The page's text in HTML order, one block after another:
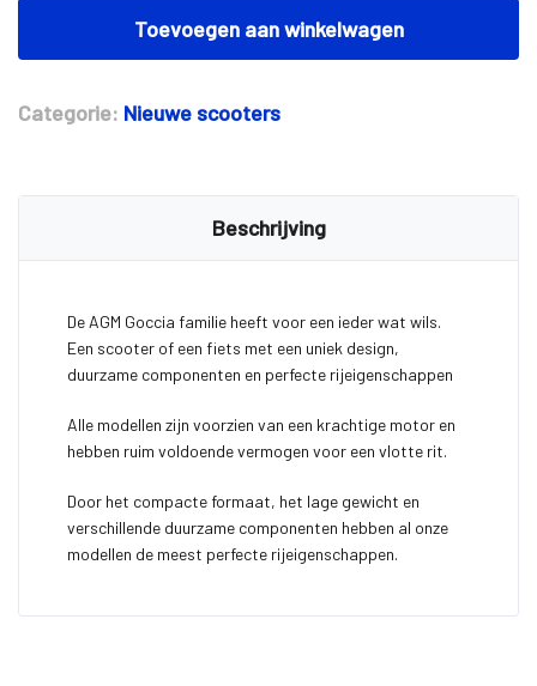
AGM
aantal
Toevoegen aan winkelwagen
Categorie: Nieuwe scooters
Beschrijving
De AGM Goccia familie heeft voor een ieder wat wils.
Een scooter of een fiets met een uniek design,
duurzame componenten en perfecte rijeigenschappen
Alle modellen zijn voorzien van een krachtige motor en
hebben ruim voldoende vermogen voor een vlotte rit.
Door het compacte formaat, het lage gewicht en
verschillende duurzame componenten hebben al onze
modellen de meest perfecte rijeigenschappen.